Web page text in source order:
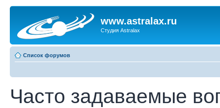
www.astralax.ru
Студия Astralax
Список форумов
Часто задаваемые